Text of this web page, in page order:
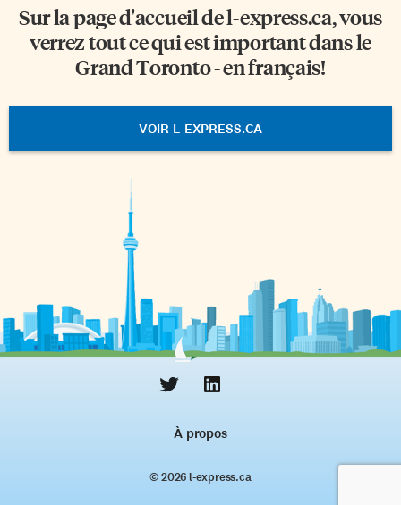
Sur la page d'accueil del-express.ca, vous
verrez tout ce qui est important dans le
Grand Toronto - en français!
VOIR L-EXPRESS.CA
À propos
© 2026 l‑express.ca